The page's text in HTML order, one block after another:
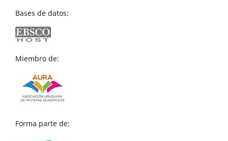
Bases de datos:
Miembro de:
Forma parte de: